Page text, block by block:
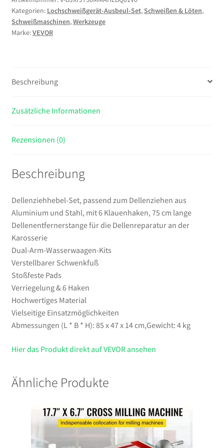
Dellenziehen
aus
Aluminium
6
75
lange
die
an
der
Karosserie
Menge
Kategorien: Lochschweißgerät-Ausbeul-Set,Schweißen & Löten,
Schweißmaschinen,Werkzeuge
Marke:VEVOR
Beschreibung
Zusätzliche Informationen
Rezensionen (0)
Beschreibung
Dellenziehhebel-Set, passend zum Dellenziehen aus
Aluminium und Stahl, mit 6 Klauenhaken, 75 cm lange
Dellenentfernerstange für die Dellenreparatur an der
Karosserie
Dual-Arm-Wasserwaagen-Kits
Verstellbarer Schwenkfuß
Stoßfeste Pads
Verriegelung & 6 Haken
Hochwertiges Material
Vielseitige Einsatzmöglichkeiten
Abmessungen (L * B * H): 85 x 47 x 14 cm,Gewicht: 4 kg
Hier das Produkt direkt auf VEVOR ansehen
Ähnliche Produkte